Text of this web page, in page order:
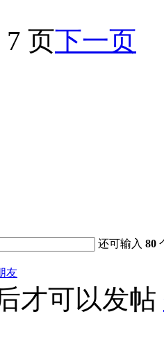
7 页下一页
还可输入80
友
才可以发帖